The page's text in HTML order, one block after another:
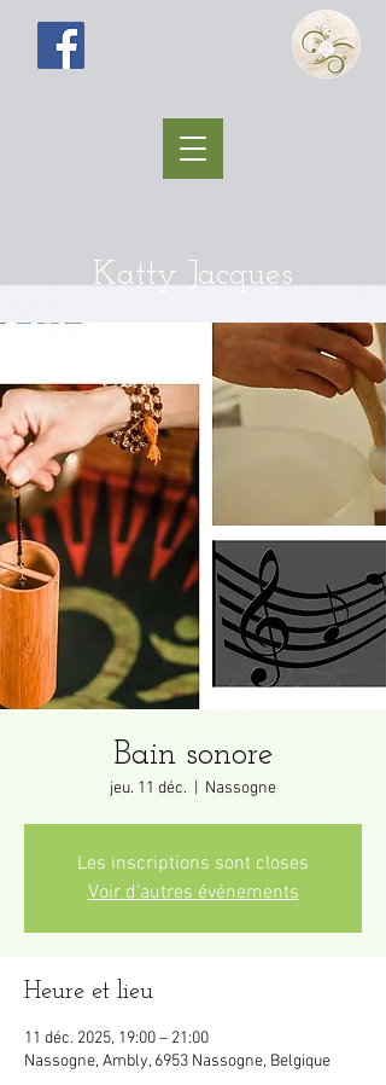
Katty Jacques
Bain sonore
jeu. 11 déc. Nassogne
Les inscriptions sont closes
Voir d'autres événements
Heure et lieu
11 déc. 2025, 19:00 – 21:00
Nassogne, Ambly, 6953 Nassogne, Belgique